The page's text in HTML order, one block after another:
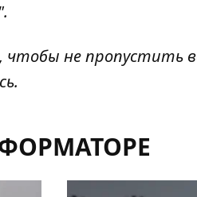
, чтобы не пропустить
.